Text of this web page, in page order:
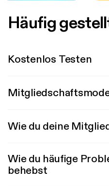
Häufig
Kostenlos Testen
Wie du deine
Wie du häufige
behebst